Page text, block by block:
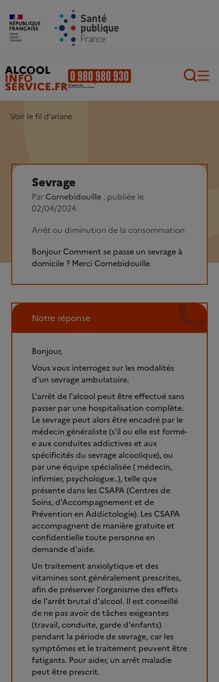
Aller au contenu principal
Voir le fil d'ariane
Sevrage
Par Cornebidouille , publiée le
02/04/2024
Arrêt ou diminution de la consommation
Bonjour Comment se passe un sevrage à
domicile ? Merci Cornebidouille
Notre réponse
Bonjour,
Vous vous interrogez sur les modalités
d'un sevrage ambulatoire.
L'arrêt de l'alcool peut être effectué sans
passer par une hospitalisation complète.
Le sevrage peut alors être encadré par le
médecin généraliste (s'il ou elle est formé-
e aux conduites addictives et aux
spécificités du sevrage alcoolique), ou
par une équipe spécialisée ( médecin,
infirmier, psychologue..), telle que
présente dans les CSAPA (Centres de
Soins, d'Accompagnement et de
Prévention en Addictologie). Les CSAPA
accompagnent de manière gratuite et
confidentielle toute personne en
demande d'aide.
Un traitement anxiolytique et des
vitamines sont généralement prescrites,
afin de préserver l'organisme des effets
de l'arrêt brutal d'alcool. Il est conseillé
de ne pas avoir de tâches exigeantes
(travail, conduite, garde d'enfants)
pendant la période de sevrage, car les
symptômes et le traitement peuvent être
fatigants. Pour aider, un arrêt maladie
peut être prescrit.